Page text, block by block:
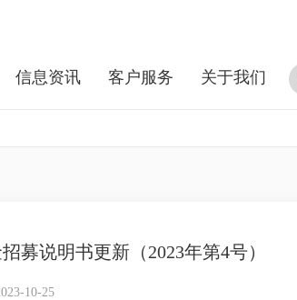
信息资讯 客户服务 关于我们
募说明书更新（2023年第4号）
10-25